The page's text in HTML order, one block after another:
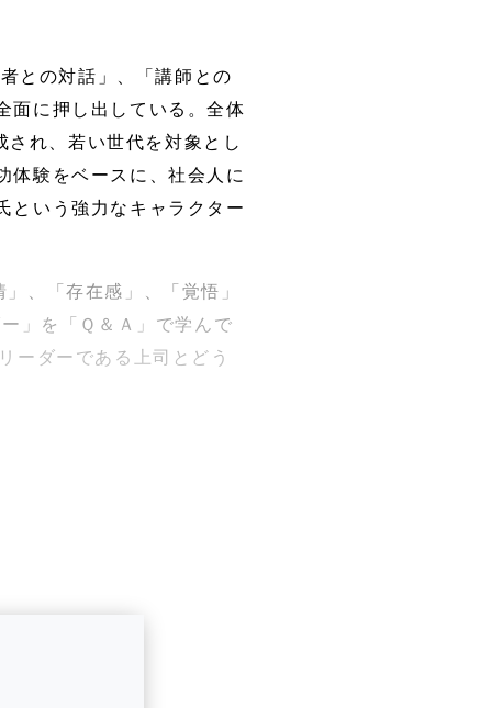
との対話」、「講師との
面に押し出している。全体
れ、若い世代を対象とし
体験をベースに、社会人に
という強力なキャラクター
、「存在感」、「覚悟」
」を「Ｑ＆Ａ」で学んで
ーダーである上司とどう